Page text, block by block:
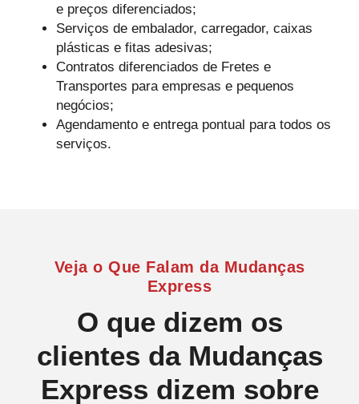
e preços diferenciados;
Serviços de embalador, carregador, caixas
plásticas e fitas adesivas;
Contratos diferenciados de Fretes e
Transportes para empresas e pequenos
negócios;
Agendamento e entrega pontual para todos os
serviços.
Veja o Que Falam da Mudanças
Express
O que dizem os
clientes da Mudanças
Express dizem sobre